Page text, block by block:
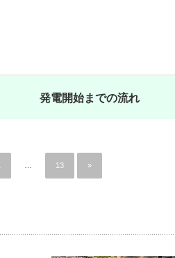
発電開始までの流れ
13 »